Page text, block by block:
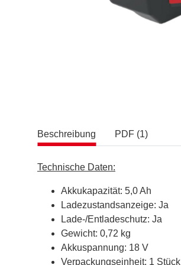
Beschreibung PDF (1)
Technische Daten:
Akkukapazität: 5,0 Ah
Ladezustandsanzeige: Ja
Lade-/Entladeschutz: Ja
Gewicht: 0,72 kg
Akkuspannung: 18 V
Verpackungseinheit: 1 Stück